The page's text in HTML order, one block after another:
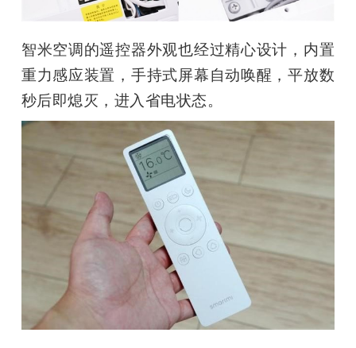
智米空调的遥控器外观也经过精心设计，内置
重力感应装置，手持式屏幕自动唤醒，平放数
秒后即熄灭，进入省电状态。